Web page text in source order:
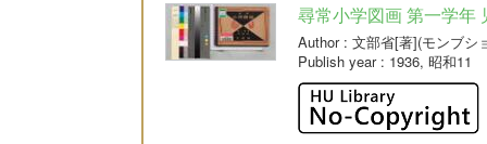
尋常小学図画 第一学年
Author: 文部省[著](モンブシ
Publish year: 1936, 昭和11